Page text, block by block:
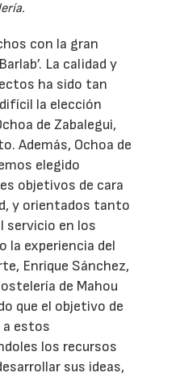
con la gran
La calidad y
ha sido tan
la elección
de Zabalegui,
Además, Ochoa de
elegido
objetivos de cara
y orientados tanto
servicio en los
la experiencia del
Enrique Sánchez,
de Mahou
que el objetivo de
a estos
los recursos
sus ideas,